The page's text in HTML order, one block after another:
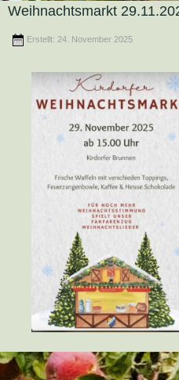
Weihnachtsmarkt
Erstellt: 24. November 2025